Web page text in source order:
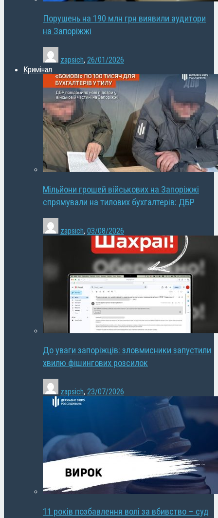
Порушень на 190 млн грн виявили аудитори
на Запоріжжі
zapsich, 26/01/2026
Кримінал
Мільйони грошей військових на Запоріжжі
спрямували на тилових бухгалтерів: ДБР
zapsich, 03/08/2026
До уваги запоріжців: зловмисники запустили
хвилю фішингових розсилок
zapsich, 23/07/2026
11 років позбавлення волі за вбивство – суд